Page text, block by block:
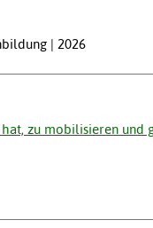
| 2026
hat, zu mobilisieren und